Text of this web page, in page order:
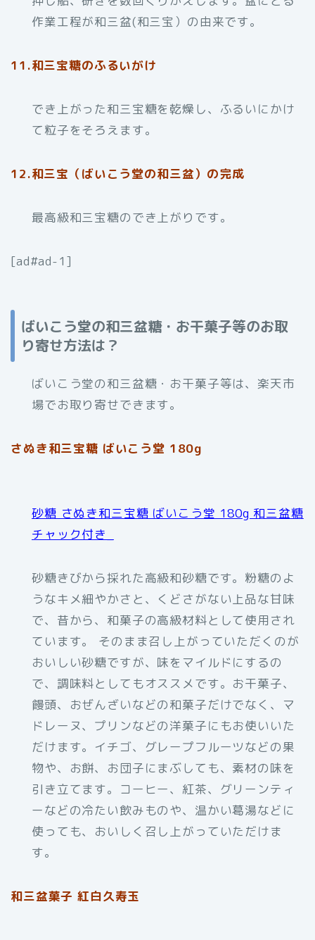
作業工程が和三盆(和三宝）の由来です。
11.和三宝糖のふるいがけ
でき上がった和三宝糖を乾燥し、ふるいにかけ
て粒子をそろえます。
12.和三宝（ばいこう堂の和三盆）の完成
最高級和三宝糖のでき上がりです。
[ad#ad-1]
ばいこう堂の和三盆糖・お干菓子等のお取
り寄せ方法は？
ばいこう堂の和三盆糖・お干菓子等は、楽天市
場でお取り寄せできます。
さぬき和三宝糖 ばいこう堂 180g
砂糖 さぬき和三宝糖 ばいこう堂 180g 和三盆糖
チャック付き_
砂糖きびから採れた高級和砂糖です。粉糖のよ
うなキメ細やかさと、くどさがない上品な甘味
で、昔から、和菓子の高級材料として使用され
ています。 そのまま召し上がっていただくのが
おいしい砂糖ですが、味をマイルドにするの
で、調味料としてもオススメです。お干菓子、
饅頭、おぜんざいなどの和菓子だけでなく、マ
ドレーヌ、プリンなどの洋菓子にもお使いいた
だけます。イチゴ、グレープフルーツなどの果
物や、お餅、お団子にまぶしても、素材の味を
引き立てます。コーヒー、紅茶、グリーンティ
ーなどの冷たい飲みものや、温かい葛湯などに
使っても、おいしく召し上がっていただけま
す。
和三盆菓子 紅白久寿玉